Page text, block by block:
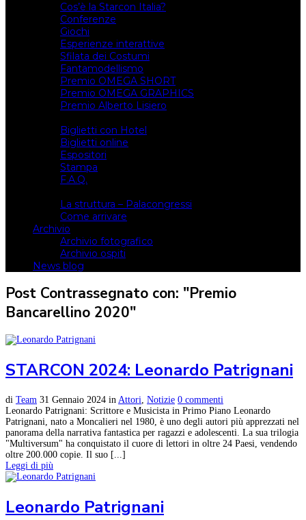
Cos’è la Starcon Italia?
Conferenze
Giochi
Esperienze interattive
Sfilata dei Costumi
Fantamodellismo
Premio OMEGA SHORT
Premio OMEGA GRAPHICS
Premio Alberto Lisiero
Biglietti con Hotel
Biglietti online
Espositori
Stampa
F.A.Q.
La struttura – Palacongressi
Come arrivare
Archivio
Archivio fotografico
Archivio ospiti
News blog
Post Contrassegnato con: "Premio
Bancarellino 2020"
STARCON 2024: Leonardo Patrignani
di Team 31 Gennaio 2024 in Attori Notizie 0 commenti
Leonardo Patrignani: Scrittore e Musicista in Primo Piano Leonardo
Patrignani, nato a Moncalieri nel 1980, è uno degli autori più apprezzati nel
panorama della narrativa fantastica per ragazzi e adolescenti. La sua trilogia
"Multiversum" ha conquistato il cuore di lettori in oltre 24 Paesi, vendendo
oltre 200.000 copie. Il suo [...]
Leggi di più
Leonardo Patrignani